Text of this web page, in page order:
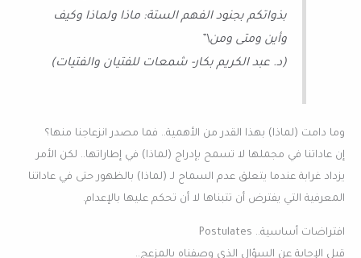
بذواتكم بجنود الفهم الستة: ماذا ولماذا وكيف
وأين ومتى ومن\”
(د. عبد الكريم بكار- شمعات للفتيان والفتيات)
وما دامت (لماذا) بهذا القدر من الأهمية.. فما مصدر انزعاجنا منها؟
إن عاداتنا في مجملها لا تسمح بإدراج (لماذا) في إطاراتها.. لكن الأمر
يزداد غرابة عندما يتعلق عدم السماح لـ (لماذا) بالظهور حتى في عاداتنا
المعرفية التي يفترض أن تتبناها لا أن تحكم عليها بالإعدام.
افتراضات أساسية.. Postulates
قبل الإجابة عن السؤال الذي وصفناه بالمزعج..